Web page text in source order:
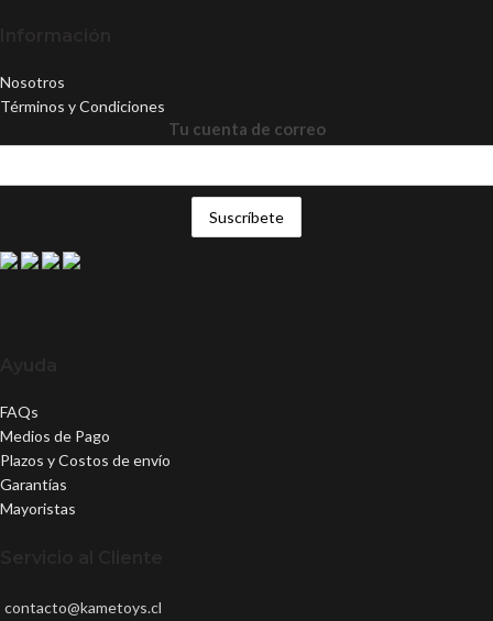
Nosotros
Términos y Condiciones
Tu cuenta de correo
FAQs
Medios de Pago
Plazos y Costos de envío
Garantías
Mayoristas
contacto@kametoys.cl